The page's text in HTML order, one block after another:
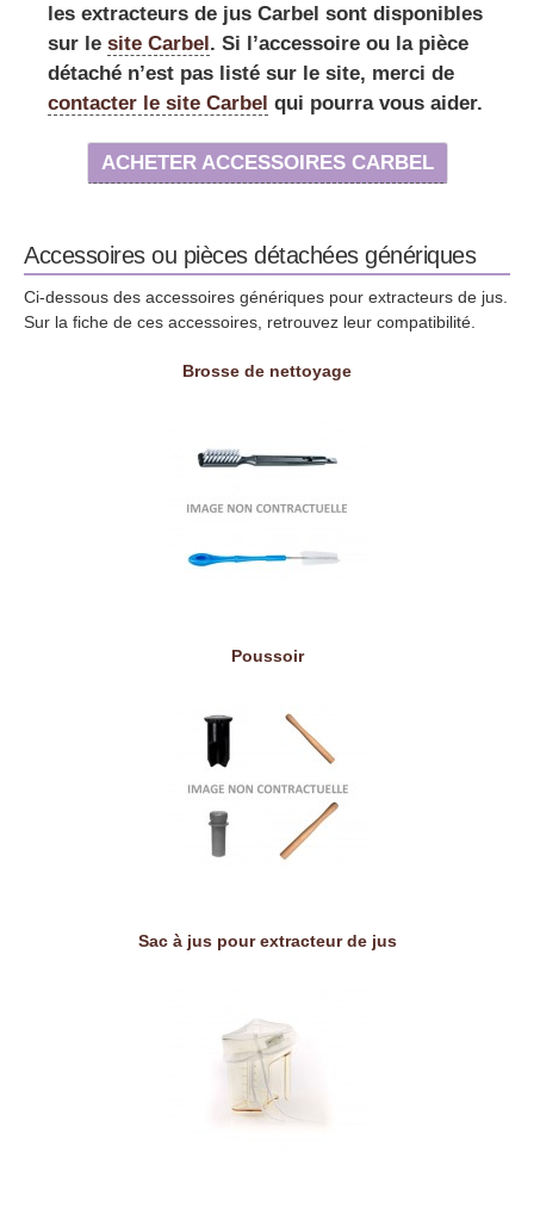
les extracteurs de jus Carbel sont disponibles
sur le site Carbel. Si l’accessoire ou la pièce
détaché n’est pas listé sur le site, merci de
contacter le site Carbel qui pourra vous aider.
ACHETER ACCESSOIRES CARBEL
Accessoires ou pièces détachées génériques
Ci-dessous des accessoires génériques pour extracteurs de jus.
Sur la fiche de ces accessoires, retrouvez leur compatibilité.
Brosse de nettoyage
Poussoir
Sac à jus pour extracteur de jus